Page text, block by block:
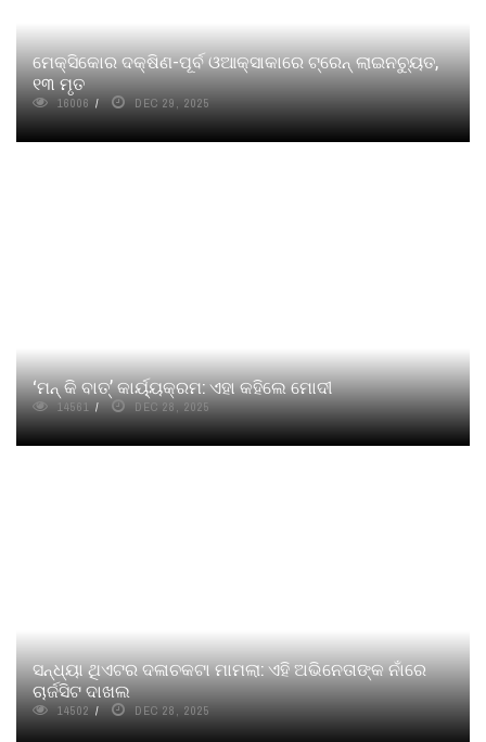
ମେକ୍ସିକୋର ଦକ୍ଷିଣ-ପୂର୍ବ ଓଆକ୍ସାକାରେ ଟ୍ରେନ୍ ଲାଇନଚ୍ୟୁତ,
୧୩ ମୃତ
16006 DEC 29, 2025
‘ମନ୍‍ କି ବାତ୍‍’ କାର୍ୟ୍ୟକ୍ରମ: ଏହା କହିଲେ ମୋଦୀ
14561 DEC 28, 2025
ସନ୍ଧ୍ୟା ଥିଏଟର ଦଳାଚକଟା ମାମଲା: ଏହି ଅଭିନେତାଙ୍କ ନାଁରେ
ଚାର୍ଜସିଟ ଦାଖଲ
14502 DEC 28, 2025